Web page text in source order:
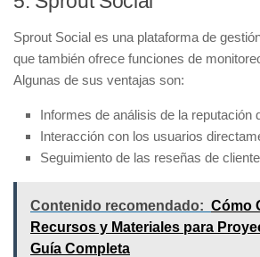
Sprout Social es una plataforma de
que también ofrece funciones de
Algunas de sus ventajas son:
Informes de análisis de la reputación
Interacción con los usuarios
Seguimiento de las reseñas de
Contenido recomendado: Cómo
Recursos y Materiales para
Guía Completa